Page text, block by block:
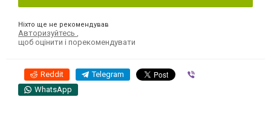
Ніхто ще не рекомендував
Авторизуйтесь
щоб оцінити і порекомендувати
Reddit Telegram
WhatsApp